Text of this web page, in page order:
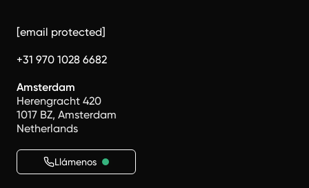
[email protected]
+31 970 1028 6682
Amsterdam
Herengracht 420
1017 BZ, Amsterdam
Netherlands
Llámenos